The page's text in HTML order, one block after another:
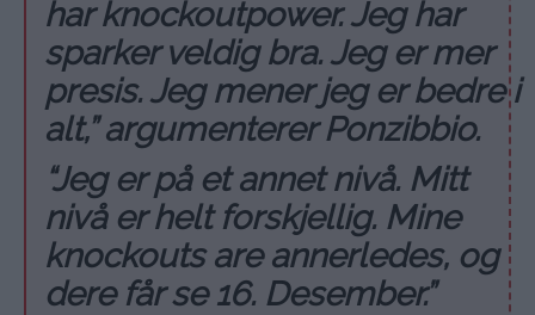
har knockoutpower. Jeg har
sparker veldig bra. Jeg er mer
presis. Jeg mener jeg er bedre i
alt,” argumenterer Ponzibbio.
“Jeg er på et annet nivå. Mitt
nivå er helt forskjellig. Mine
knockouts are annerledes, og
dere får se 16. Desember.”